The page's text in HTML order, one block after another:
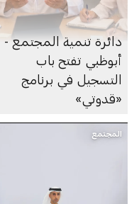
دائرة تنمية المجتمع -
أبوظبي تفتح باب
التسجيل في برنامج
«قدوتي»
المجتمع